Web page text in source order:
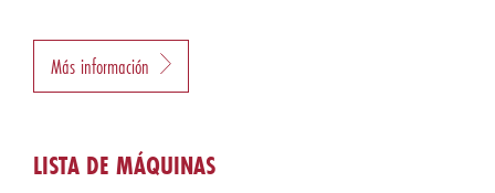
Más información
LISTA DE MÁQUINAS